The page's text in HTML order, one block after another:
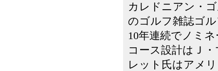
カレドニアン・
のゴルフ雑誌ゴ
10年連続でノミ
コース設計はＪ
レット氏はアメ